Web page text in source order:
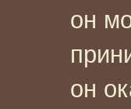
он
он